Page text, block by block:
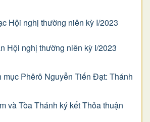
Hội nghị thường niên kỳ I/2023
Hội nghị thường niên kỳ I/2023
mục Phêrô Nguyễn Tiến Đạt: Thánh
và Tòa Thánh ký kết Thỏa thuận